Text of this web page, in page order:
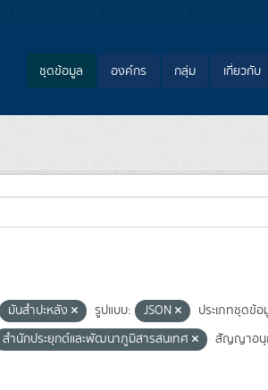
ชุดข้อมูล องค์กร กลุ่ม เกี่ยวกับ
มันสำปะหลัง รูปแบบ: JSON
ประเภทชุดข้อ
สำนักประยุกต์และพัฒนาภูมิสารสนเทศ สัญญาอ